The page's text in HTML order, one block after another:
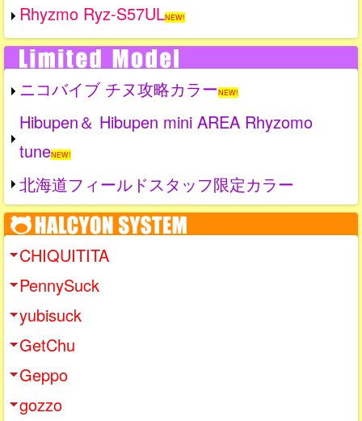
Rhyzmo Ryz-S57ULNEW!
ニコバイブ チヌ攻略カラーNEW!
Hibupen＆ Hibupen mini AREA Rhyzomo
tuneNEW!
北海道フィールドスタッフ限定カラー
CHIQUITITA
PennySuck
yubisuck
GetChu
Geppo
gozzo